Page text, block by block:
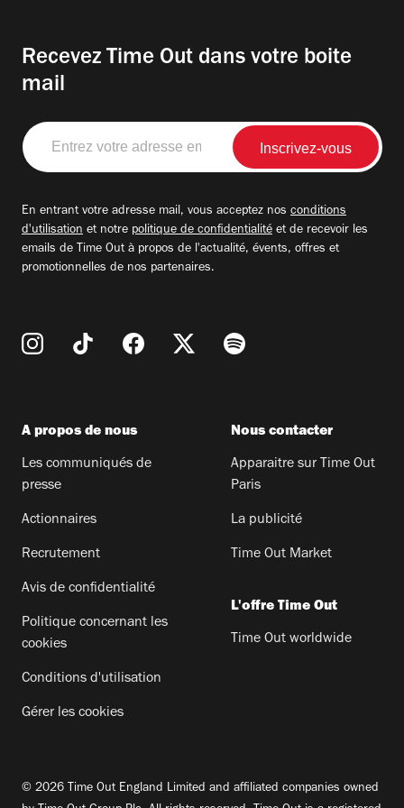
Recevez Time Out dans votre boite
mail
Entrez
votre
adresse
En entrant votre adresse mail, vous acceptez nos conditions
d'utilisation et notre politique de confidentialité et de recevoir les
emails de Time Out à propos de l'actualité, évents, offres et
promotionnelles de nos partenaires.
A propos de nous
Les communiqués de
presse
Actionnaires
Recrutement
Avis de confidentialité
Politique concernant les
cookies
Conditions d'utilisation
Gérer les cookies
Nous contacter
Apparaitre sur Time Out
Paris
La publicité
Time Out Market
L'offre Time Out
Time Out worldwide
© 2026 Time Out England Limited and affiliated companies owned